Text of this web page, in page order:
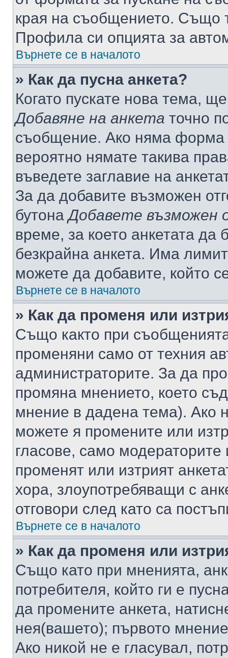
края на съобщението. Също
Профила си опцията за
Върнете се в началото
» Как да пусна анкета?
Когато пускате нова тема,
Добавяне на анкета точно
съобщение. Ако няма форма
вероятно нямате такива
въведете заглавие на
За да добавите възможен
бутонаДобавете възможен
време, за което анкетата да
безкрайна анкета. Има
можете да добавите, който
Върнете се в началото
» Как да променя или
Също както при
променяни само от техния
администраторите. За да
промяна мнението, което
мнение в дадена тема). Ако
можете я промените или
гласове, само
променят или изтрият
хора, злоупотребяващи с
отговори след като са
Върнете се в началото
» Как да променя или
Също като при мненията,
потребителя, който ги е
да промените анкета,
нея(вашето); първото
Ако никой не е гласувал,